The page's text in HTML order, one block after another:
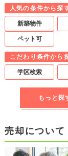
人気の条件から探
新築物件
ペット可
こだわり条件から
学区検索
もっと探
売却について